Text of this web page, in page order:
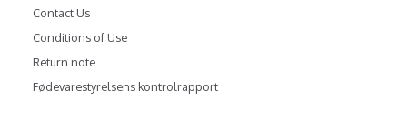
Contact Us
Conditions of Use
Return note
Fødevarestyrelsens kontrolrapport